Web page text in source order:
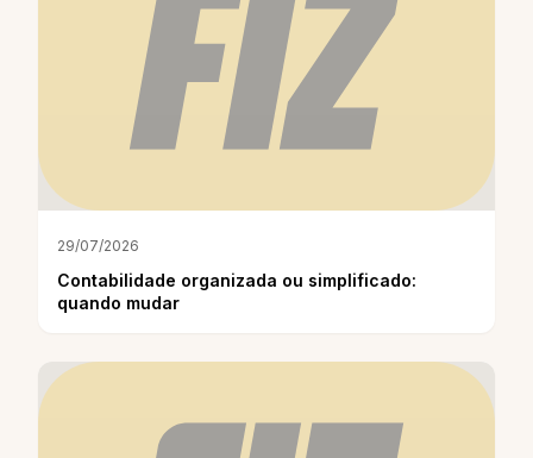
29/07/2026
Contabilidade organizada ou simplificado:
quando mudar